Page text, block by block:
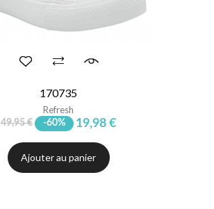
170735
Refresh
49,95 € -60% 19,98 €
Ajouter au panier